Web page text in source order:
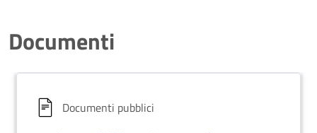
Documenti
Documenti pubblici